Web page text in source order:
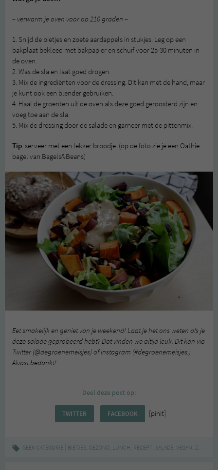
– verwarm je oven voor op 210 graden –
1. Snijd de bietjes en zoete aardappels in stukjes. Leg op een
bakplaat bekleed met bakpapier en schuif voor 25-30 minuten in
de oven.
2. Was de sla en laat goed drogen.
3. Mix de ingrediënten voor de dressing. Dit kan met de hand, maar
je kunt ook een blender gebruiken.
4. Haal de groenten uit de oven als deze goed geroosterd zijn en
voeg toe aan de sla.
5. Mix de dressing door de salade en garneer met de pittenmix.
Tip: serveer met een lekker broodje. (op de foto zie je een Oathie
bagel van Bagels&Beans)
Eet smakelijk en geniet van je weekend! Laat je het ons weten als je
deze salade geprobeerd hebt? Dat vinden we altijd leuk. Dit kan via
Twitter (@degroenemeisjes) of Instagram (#degroenemeisjes.)
Alvast bedankt!
Deel deze post op:
TWITTER FACEBOOK [pinit]
GEEN CATEGORIE BIETJES, GEZOND, LUNCH, RECEPT, SALADE, VEGAN, ZOETE AARDAPPEL